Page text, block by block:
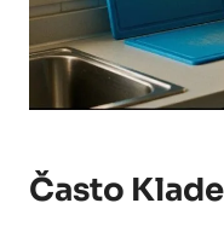
Často